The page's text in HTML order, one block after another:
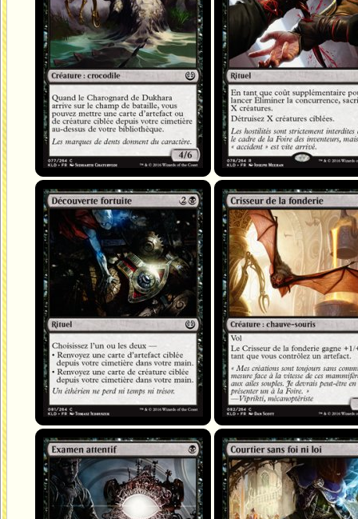
Découverte fortuite Crisseur de la fonderie
Examen attentif Courtier sans foi ni loi